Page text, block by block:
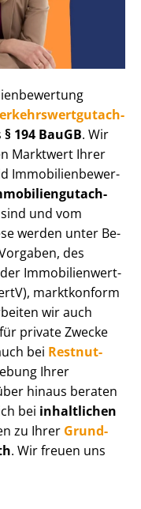
§ 194 BauGB. Wir
Marktwert Ihrer
Im­mo­bi­li­en­be­wer­
und vom
werden unter Be­
des
der Im­mo­bi­li­en­wert­
marktkonform
wir auch
für private Zwecke
bei Rest­nut­
Ihrer
hinaus beraten
bei inhaltlichen
zu Ihrer Grund­
. Wir freuen uns